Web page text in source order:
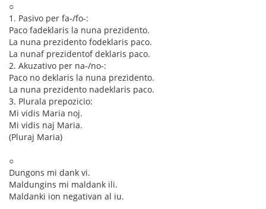
○
1. Pasivo per fa-/fo-:
Paco fadeklaris la nuna prezidento.
La nuna prezidento fodeklaris paco.
La nunaf prezidentof deklaris paco.
2. Akuzativo per na-/no-:
Paco no deklaris la nuna prezidento.
La nuna prezidento nadeklaris paco.
3. Plurala prepozicio:
Mi vidis Maria noj.
Mi vidis naj Maria.
(Pluraj Maria)
○
Dungons mi dank vi.
Maldungins mi maldank ili.
Maldanki ion negativan al iu.